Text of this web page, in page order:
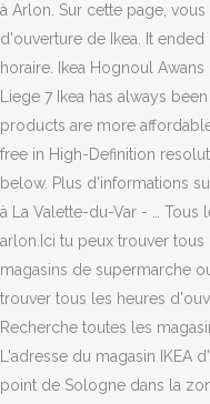
à Arlon. Sur cette page,
d'ouverture de Ikea. It
horaire. Ikea Hognoul
Liege 7 Ikea has always
products are more
free in High-Definition
below. Plus d'informations
à La Valette-du-Var - … Tous
arlon.Ici tu peux trouver
magasins de supermarche
trouver tous les heures
Recherche toutes les
L'adresse du magasin
point de Sologne dans la